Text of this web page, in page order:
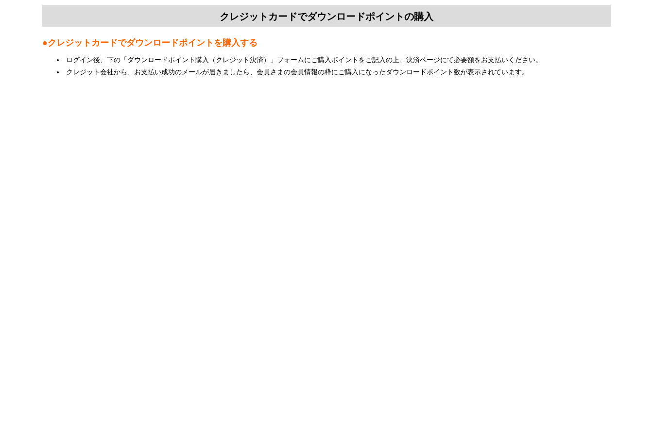
クレジットカードでダウンロードポイントの購入
●クレジットカードでダウンロードポイントを購入する
ログイン後、下の「ダウンロードポイント購入（クレジット決済）」フォームにご購入ポイントをご記入の上、決済ページにて必要額をお支払いください。
クレジット会社から、お支払い成功のメールが届きましたら、会員さまの会員情報の枠にご購入になったダウンロードポイント数が表示されています。